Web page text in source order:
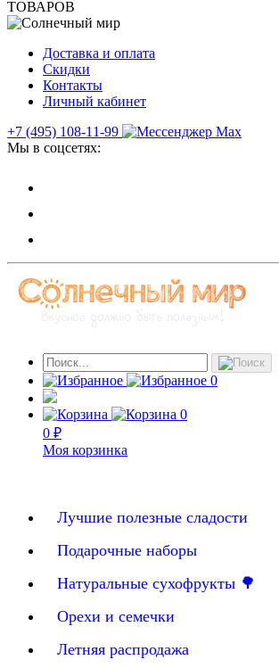
ТОВАРОВ
Доставка и оплата
Скидки
Контакты
Личный кабинет
+7 (495) 108-11-99
Мы в соцсетях:
0
0
0 ₽
Моя корзинка
Лучшие полезные сладости
Подарочные наборы
Натуральные сухофрукты 🌳
Орехи и семечки
Летняя распродажа